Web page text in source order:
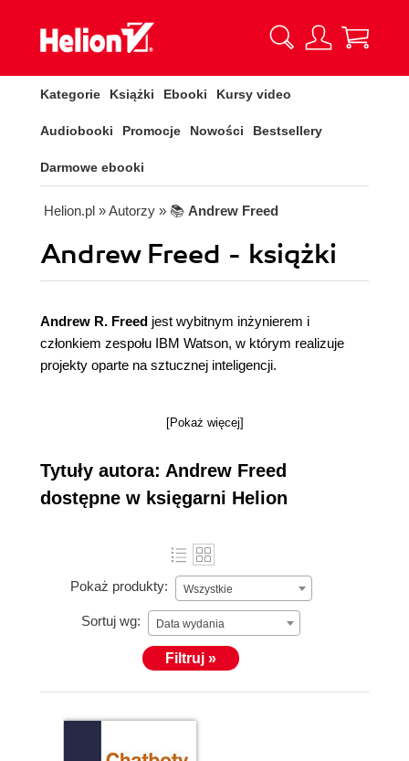
Kategorie Książki Ebooki Kursy video
Audiobooki Promocje Nowości Bestsellery
Darmowe ebooki
Helion.pl » Autorzy » 📚 Andrew Freed
Andrew Freed - książki
Andrew R. Freed jest wybitnym inżynierem i
członkiem zespołu IBM Watson, w którym realizuje
projekty oparte na sztucznej inteligencji.
[Pokaż więcej]
Tytuły autora: Andrew Freed
dostępne w księgarni Helion
Pokaż produkty: Wszystkie
Sortuj wg: Data wydania
Filtruj »